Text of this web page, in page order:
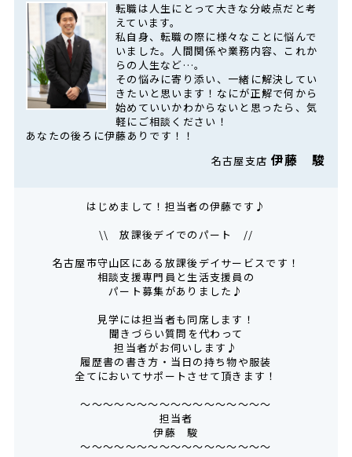
転職は人生にとって大きな分岐点だと考
えています。
私自身、転職の際に様々なことに悩んで
いました。人間関係や業務内容、これか
らの人生など…。
その悩みに寄り添い、一緒に解決してい
きたいと思います！なにが正解で何から
始めていいかわからないと思ったら、気
軽にご相談ください！
あなたの後ろに伊藤ありです！！
名古屋支店 伊藤 駿
はじめまして！担当者の伊藤です♪
\\ 放課後デイでのパート //
名古屋市守山区にある放課後デイサービスです！
相談支援専門員と生活支援員の
パート募集がありました♪
見学には担当者も同席します！
聞きづらい質問を代わって
担当者がお伺いします♪
履歴書の書き方・当日の持ち物や服装
全てにおいてサポートさせて頂きます！
～～～～～～～～～～～～～～～～～
担当者
伊藤 駿
～～～～～～～～～～～～～～～～～